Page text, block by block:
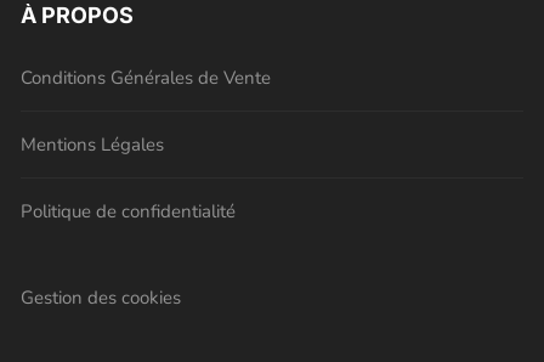
À PROPOS
Conditions Générales de Vente
Mentions Légales
Politique de confidentialité
Gestion des cookies